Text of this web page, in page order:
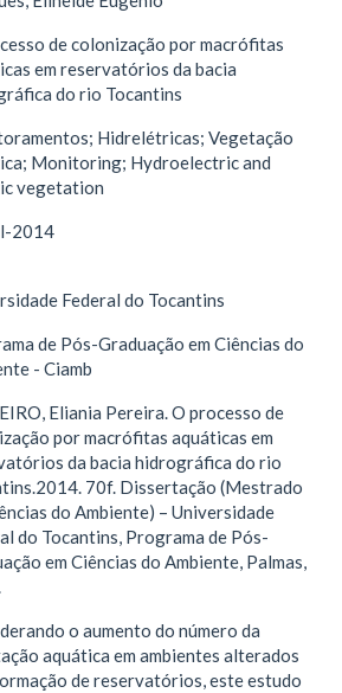
de colonização por macrófitas
em reservatórios da bacia
do rio Tocantins
Hidrelétricas; Vegetação
Monitoring; Hydroelectric and
vegetation
2014
Federal do Tocantins
de Pós-Graduação em Ciências do
- Ciamb
Eliania Pereira. O processo de
por macrófitas aquáticas em
da bacia hidrográfica do rio
70f. Dissertação (Mestrado
do Ambiente) – Universidade
do Tocantins, Programa de Pós-
em Ciências do Ambiente, Palmas,
o aumento do número da
aquática em ambientes alterados
de reservatórios, este estudo